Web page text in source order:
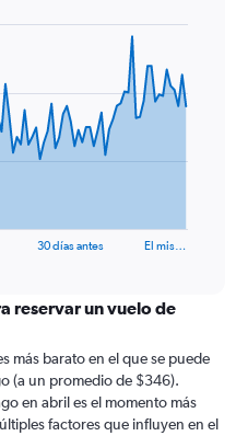
30 días antes El mis…
reservar un vuelo de
más barato en el que se puede
(a un promedio de $346).
en abril es el momento más
factores que influyen en el